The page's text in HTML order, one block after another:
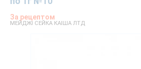
За рецептом
МЕЙДЖІ СЕЙКА КАІША ЛТД